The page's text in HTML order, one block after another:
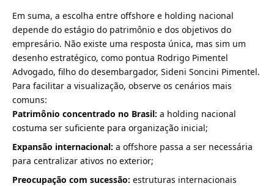
Em suma, a escolha entre offshore e holding nacional
depende do estágio do patrimônio e dos objetivos do
empresário. Não existe uma resposta única, mas sim um
desenho estratégico, como pontua Rodrigo Pimentel
Advogado, filho do desembargador, Sideni Soncini Pimentel.
Para facilitar a visualização, observe os cenários mais
comuns:
Patrimônio concentrado no Brasil: a holding nacional
costuma ser suficiente para organização inicial;
Expansão internacional: a offshore passa a ser necessária
para centralizar ativos no exterior;
Preocupação com sucessão: estruturas internacionais